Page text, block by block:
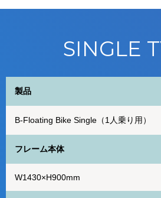
SINGLE
製品
B-Floating Bike Single（1人乗り用）
フレーム本体
W1430×H900mm